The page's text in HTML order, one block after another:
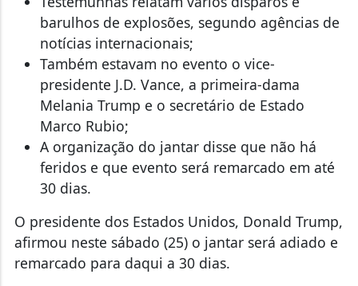
barulhos de explosões, segundo agências de
notícias internacionais;
Também estavam no evento o vice-
presidente J.D. Vance, a primeira-dama
Melania Trump e o secretário de Estado
Marco Rubio;
A organização do jantar disse que não há
feridos e que evento será remarcado em até
30 dias.
O presidente dos Estados Unidos, Donald Trump,
afirmou neste sábado (25) o jantar será adiado e
remarcado para daqui a 30 dias.